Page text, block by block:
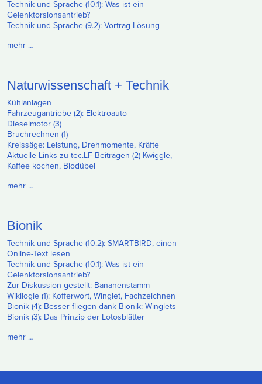
Technik und Sprache (10.1): Was ist ein
Gelenktorsionsantrieb?
Technik und Sprache (9.2): Vortrag Lösung
mehr …
Naturwissenschaft + Technik
Kühlanlagen
Fahrzeugantriebe (2): Elektroauto
Dieselmotor (3)
Bruchrechnen (1)
Kreissäge: Leistung, Drehmomente, Kräfte
Aktuelle Links zu tec.LF-Beiträgen (2) Kwiggle,
Kaffee kochen, Biodübel
mehr …
Bionik
Technik und Sprache (10.2): SMARTBIRD, einen
Online-Text lesen
Technik und Sprache (10.1): Was ist ein
Gelenktorsionsantrieb?
Zur Diskussion gestellt: Bananenstamm
Wikilogie (1): Kofferwort, Winglet, Fachzeichnen
Bionik (4): Besser fliegen dank Bionik: Winglets
Bionik (3): Das Prinzip der Lotosblätter
mehr …